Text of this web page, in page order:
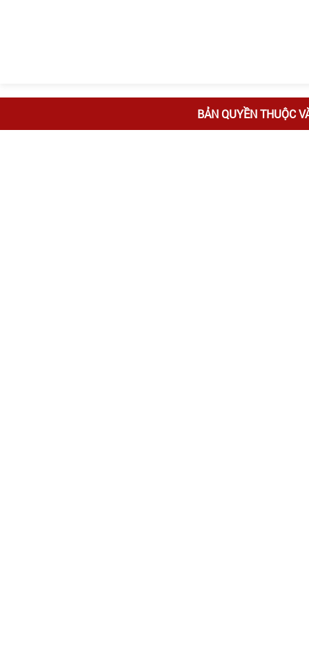
BẢN QUYỀN THUỘC